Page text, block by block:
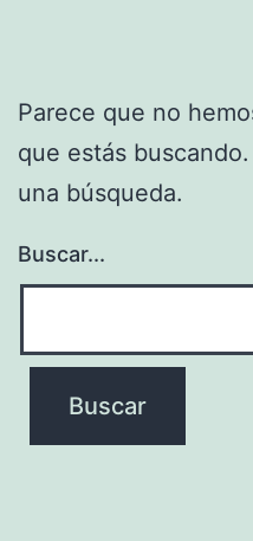
Parece que no
que estás
una búsqueda.
Buscar...